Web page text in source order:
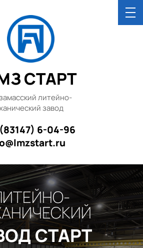
СТАРТ
литейно-
завод
6-04-96
СТАРТ